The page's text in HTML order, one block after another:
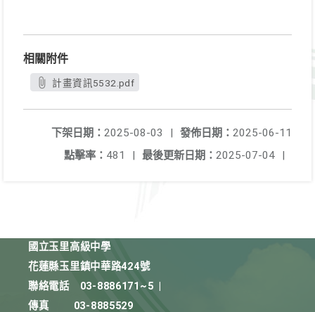
相關附件
計畫資訊5532.pdf
發佈日期： 2025-06-11
下架日期： 2025-08-03
|
最後更新日期： 2025-07-04 |
點擊率： 481 |
國立玉里高級中學
花蓮縣玉里鎮中華路424號
聯絡電話
03-8886171~5
傳真
03-8885529